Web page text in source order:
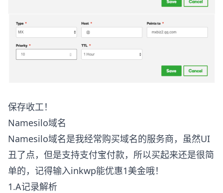
保存收工！
Namesilo域名
Namesilo域名是我经常购买域名的服务商，虽然UI
丑了点，但是支持支付宝付款，所以买起来还是很简
单的，记得输入inkwp能优惠1美金哦！
1.A记录解析